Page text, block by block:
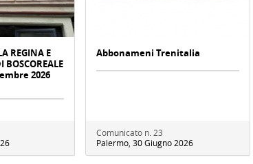
REGINA E
BOSCOREALE
2026
Abbonameni Trenitalia
Comunicato n. 23
Palermo, 30 Giugno 2026